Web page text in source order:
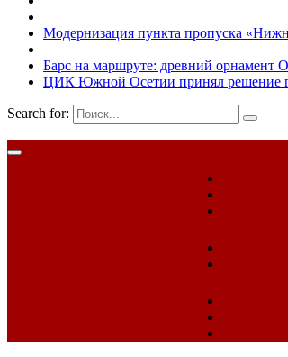
Модернизация пункта пропуска
Барс на маршруте: древний орнамент
ЦИК Южной Осетии принял решение по
Search for: